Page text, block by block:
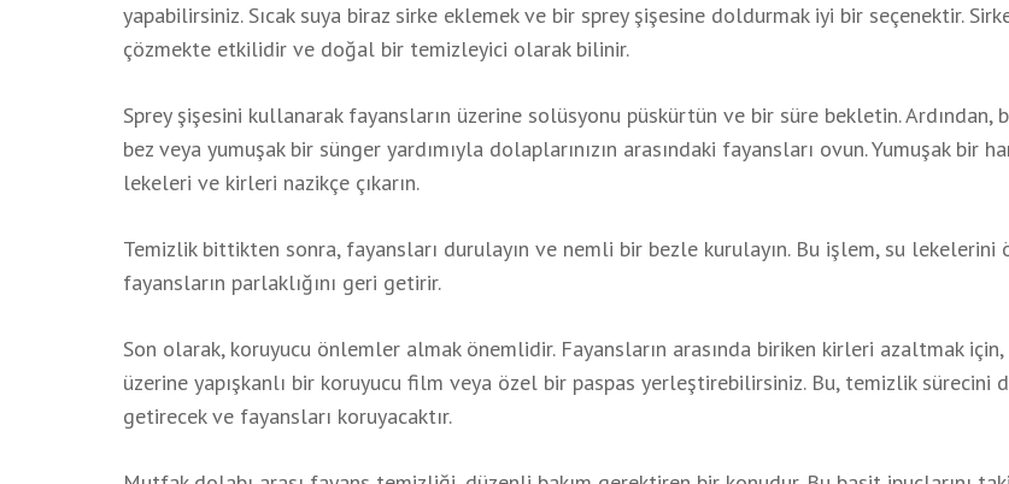
yapabilirsiniz. Sıcak suya biraz sirke eklemek ve bir sprey şişesine doldurmak iyi bir seçenektir.
çözmekte etkilidir ve doğal bir temizleyici olarak bilinir.
Sprey şişesini kullanarak fayansların üzerine solüsyonu püskürtün ve bir süre bekletin. Ardından,
bez veya yumuşak bir sünger yardımıyla dolaplarınızın arasındaki fayansları ovun. Yumuşak bir
lekeleri ve kirleri nazikçe çıkarın.
Temizlik bittikten sonra, fayansları durulayın ve nemli bir bezle kurulayın. Bu işlem, su lekelerini
fayansların parlaklığını geri getirir.
Son olarak, koruyucu önlemler almak önemlidir. Fayansların arasında biriken kirleri azaltmak için,
üzerine yapışkanlı bir koruyucu film veya özel bir paspas yerleştirebilirsiniz. Bu, temizlik sürecini
getirecek ve fayansları koruyacaktır.